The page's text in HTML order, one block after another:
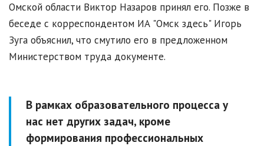
Омской области Виктор Назаров принял его. Позже в
беседе с корреспондентом ИА "Омск здесь" Игорь
Зуга объяснил, что смутило его в предложенном
Министерством труда документе.
В рамках образовательного процесса у
нас нет других задач, кроме
формирования профессиональных